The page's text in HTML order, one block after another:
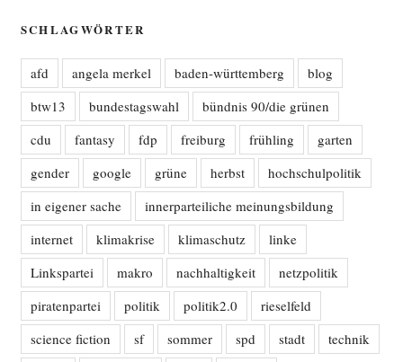
SCHLAGWÖRTER
afd angela merkel baden-württemberg
blog
btw13
bundestagswahl
bündnis 90/die grünen
cdu
fantasy fdp freiburg frühling
garten
gender
google grüne herbst
hochschulpolitik
in eigener sache
innerparteiliche meinungsbildung
internet
klimakrise klimaschutz
linke
Linkspartei
makro nachhaltigkeit
netzpolitik
piratenpartei
politik politik2.0
rieselfeld
science fiction
sf sommer spd stadt
technik